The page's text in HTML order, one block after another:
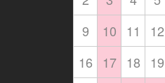
9
10 11 12
16
17 18 19